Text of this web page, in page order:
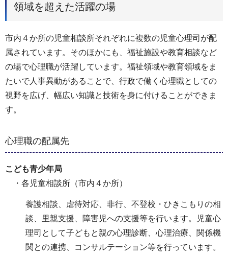
領域を超えた活躍の場
市内４か所の児童相談所それぞれに複数の児童心理司が配
属されています。そのほかにも、福祉施設や教育相談など
の場で心理職が活躍しています。福祉領域や教育領域をま
たいで人事異動があることで、行政で働く心理職としての
視野を広げ、幅広い知識と技術を身に付けることができま
す。
心理職の配属先
こども青少年局
・各児童相談所（市内４か所）
養護相談、虐待対応、非行、不登校・ひきこもりの相
談、里親支援、障害児への支援等を行います。児童心
理司として子どもと親の心理診断、心理治療、関係機
関との連携、コンサルテーション等を行っています。